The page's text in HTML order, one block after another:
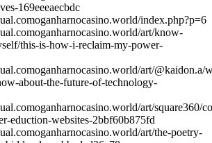
169eeeaecbdc
index.php?p=6
art/know-
this-is-how-i-reclaim-my-power-
art/@kaidon.a/
about-the-future-of-technology-
art/square360/
eduction-websites-2bbf60b875fd
art/the-poetry-